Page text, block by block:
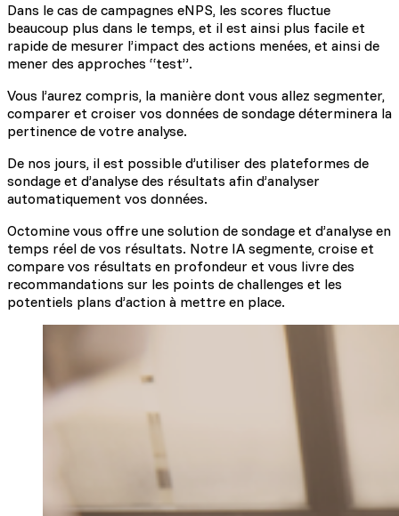
Dans le cas de campagnes eNPS, les scores fluctue
beaucoup plus dans le temps, et il est ainsi plus facile et
rapide de mesurer l’impact des actions menées, et ainsi de
mener des approches “test”.
Vous l’aurez compris, la manière dont vous allez segmenter,
comparer et croiser vos données de sondage déterminera la
pertinence de votre analyse.
De nos jours, il est possible d’utiliser des plateformes de
sondage et d’analyse des résultats afin d’analyser
automatiquement vos données.
Octomine vous offre une solution de sondage et d’analyse en
temps réel de vos résultats. Notre IA segmente, croise et
compare vos résultats en profondeur et vous livre des
recommandations sur les points de challenges et les
potentiels plans d’action à mettre en place.